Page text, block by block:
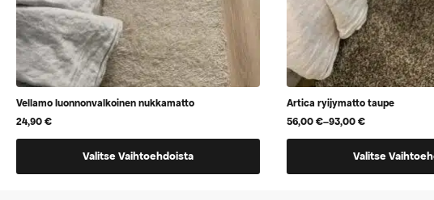
Vellamo luonnonvalkoinen nukkamatto
24,90€
Valitse Vaihtoehdoista
tuotteella
Artica ryijymatto taupe
56,00€–93,00€
Hintaluokka:
56,00 €
Valitse
tuotteella